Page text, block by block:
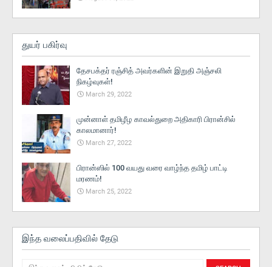
துயர் பகிர்வு
தேசபக்தர் ரஞ்சித் அவர்களின் இறுதி அஞ்சலி
நிகழ்வுகள்!
March 29, 2022
முன்னாள் தமிழீழ காவல்துறை அதிகாரி பிரான்சில்
காலமானார்!
March 27, 2022
பிரான்ஸில் 100 வயது வரை வாழ்ந்த தமிழ் பாட்டி
மரணம்!
March 25, 2022
இந்த வலைப்பதிவில் தேடு